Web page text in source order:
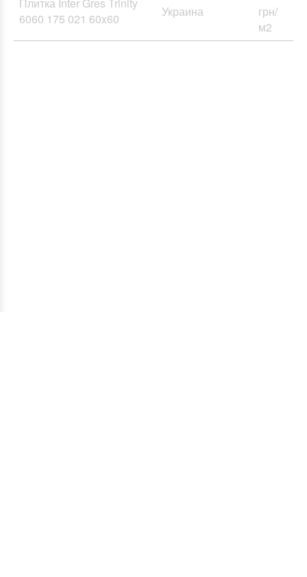
6060 175 021 60x60
Украина
грн/
м2